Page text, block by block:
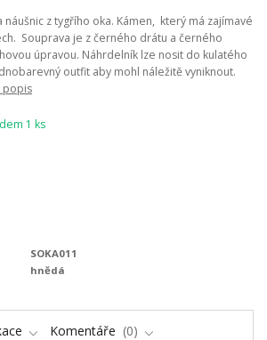
náušnic z tygřího oka. Kámen, který má zajímavé
Souprava je z černého drátu a černého
úpravou. Náhrdelník lze nosit do kulatého
outfit aby mohl náležitě vyniknout.
popis
1 ks
SOKA011
hnědá
Komentáře 0